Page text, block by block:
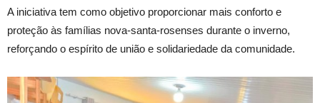
A iniciativa tem como objetivo proporcionar mais conforto e
proteção às famílias nova-santa-rosenses durante o inverno,
reforçando o espírito de união e solidariedade da comunidade.